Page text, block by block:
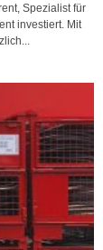
Spezialist für
investiert. Mit